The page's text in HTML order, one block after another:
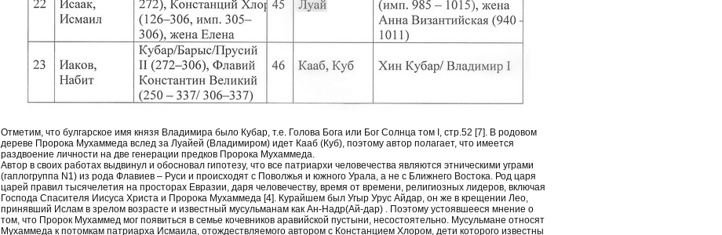
Отметим, что булгарское имя князя Владимира было Кубар, т.е. Голова Бога или Бог Солнца том I, стр.52 [7]. В родовом
дереве Пророка Мухаммеда вслед за Луайей (Владимиром) идет Кааб (Куб), поэтому автор полагает, что имеется
раздвоение личности на две генерации предков Пророка Мухаммеда.
Автор в своих работах выдвинул и обосновал гипотезу, что все патриархи человечества являются этническими уграми
(гаплогруппа N1) из рода Флавиев – Руси и происходят с Поволжья и южного Урала, а не с Ближнего Востока. Род царя
царей правил тысячелетия на просторах Евразии, даря человечеству, время от времени, религиозных лидеров, включая
Господа Спасителя Иисуса Христа и Пророка Мухаммеда [4]. Курайшем был Угыр Урус Айдар, он же в крещении Лео,
принявший Ислам в зрелом возрасте и известный мусульманам как Ан-Надр(Ай-дар) . Поэтому устоявшееся мнение о
том, что Пророк Мухаммед мог появиться в семье кочевников аравийской пустыни, несостоятельно. Мусульмане относят
Мухаммеда к потомкам патриарха Исмаила, отождествляемого автором с Констанцием Хлором, дети которого известны